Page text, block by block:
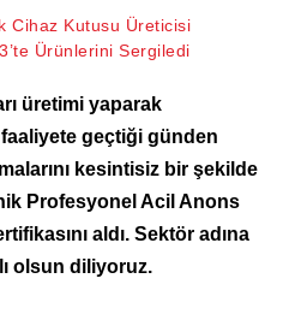
Cihaz Kutusu Üreticisi
Ürünlerini Sergiledi
üretimi yaparak
geçtiği günden
kesintisiz bir şekilde
Profesyonel Acil Anons
aldı. Sektör adına
olsun diliyoruz.